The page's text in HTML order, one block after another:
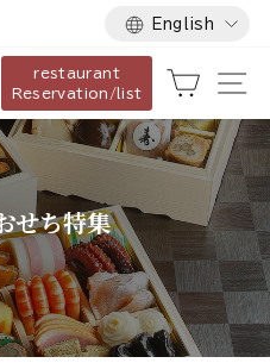
Language
English
restaurant
Reservation/list
Cart
せち特集